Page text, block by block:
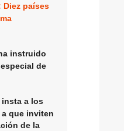
Diez países
instruido
de
insta a los
que inviten
de la